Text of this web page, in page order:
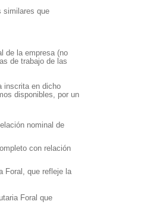
similares que
de la empresa (no
de trabajo de las
inscrita en dicho
disponibles, por un
nominal de
con relación
Foral, que refleje la
Foral que